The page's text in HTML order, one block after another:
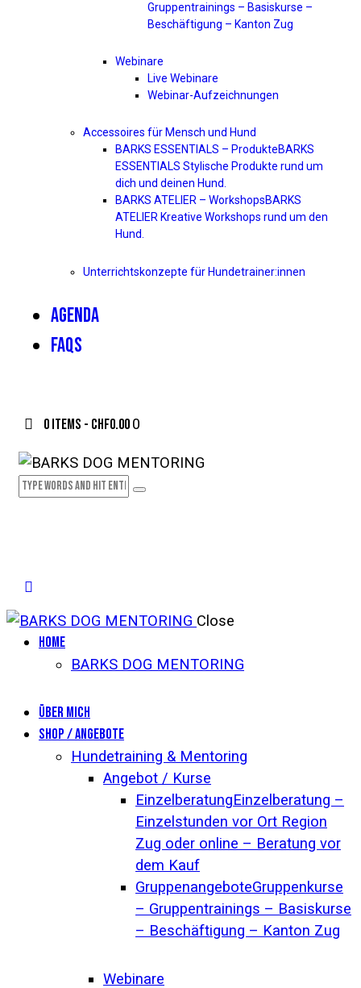
Gruppentrainings – Basiskurse –
Beschäftigung – Kanton Zug
Webinare
Live Webinare
Webinar-Aufzeichnungen
Accessoires für Mensch und Hund
BARKS ESSENTIALS – ProdukteBARKS
ESSENTIALS Stylische Produkte rund um
dich und deinen Hund.
BARKS ATELIER – WorkshopsBARKS
ATELIER Kreative Workshops rund um den
Hund.
Unterrichtskonzepte für Hundetrainer:innen
AGENDA
FAQS
0 items - CHF0.00 0
Close
Home
BARKS DOG MENTORING
Über mich
Shop / Angebote
Hundetraining & Mentoring
Angebot / Kurse
EinzelberatungEinzelberatung –
Einzelstunden vor Ort Region
Zug oder online – Beratung vor
dem Kauf
GruppenangeboteGruppenkurse
– Gruppentrainings – Basiskurse
– Beschäftigung – Kanton Zug
Webinare